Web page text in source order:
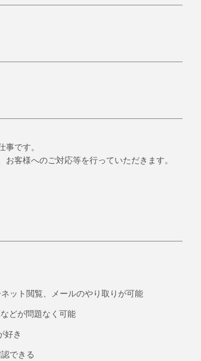
です。
客様へのご対応等を行っていただきます。
ット閲覧、メールのやり取りが可能
どが問題なく可能
好き
できる